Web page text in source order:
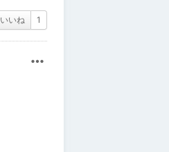
いいね 1